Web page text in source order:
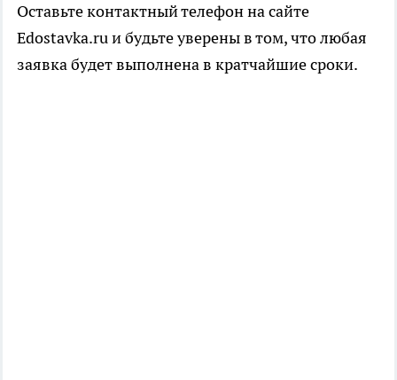
Оставьте контактный телефон на сайте
Edostavka.ru и будьте уверены в том, что любая
заявка будет выполнена в кратчайшие сроки.